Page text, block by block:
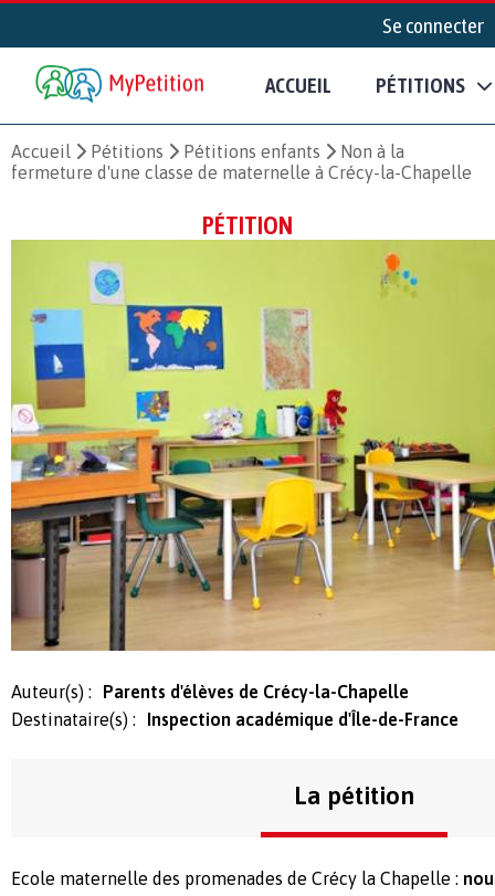
Se connecter
ACCUEIL PÉTITIONS
Accueil Pétitions Pétitions enfants
Non à la
fermeture d'une classe de maternelle à Crécy-la-Chapelle
PÉTITION
Auteur(s) :
Parents d'élèves de Crécy-la-Chapelle
Destinataire(s) :
Inspection académique d'Île-de-France
La pétition
Ecole maternelle des promenades de Crécy la Chapelle :